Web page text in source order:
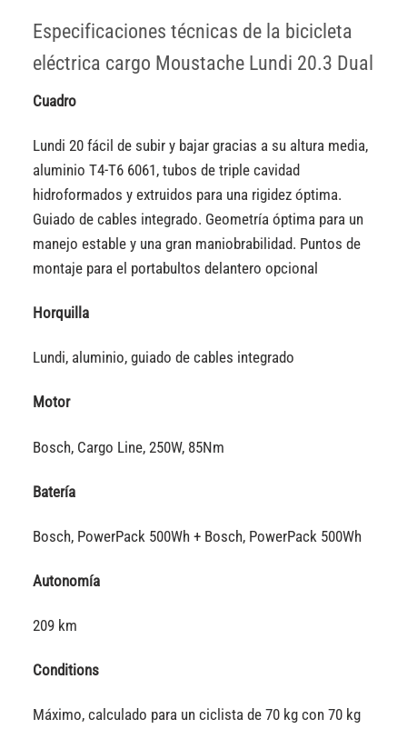
Especificaciones técnicas de la bicicleta
eléctrica cargo Moustache Lundi 20.3 Dual
Cuadro
Lundi 20 fácil de subir y bajar gracias a su altura media,
aluminio T4-T6 6061, tubos de triple cavidad
hidroformados y extruidos para una rigidez óptima.
Guiado de cables integrado. Geometría óptima para un
manejo estable y una gran maniobrabilidad. Puntos de
montaje para el portabultos delantero opcional
Horquilla
Lundi, aluminio, guiado de cables integrado
Motor
Bosch, Cargo Line, 250W, 85Nm
Batería
Bosch, PowerPack 500Wh + Bosch, PowerPack 500Wh
Autonomía
209 km
Conditions
Máximo, calculado para un ciclista de 70 kg con 70 kg